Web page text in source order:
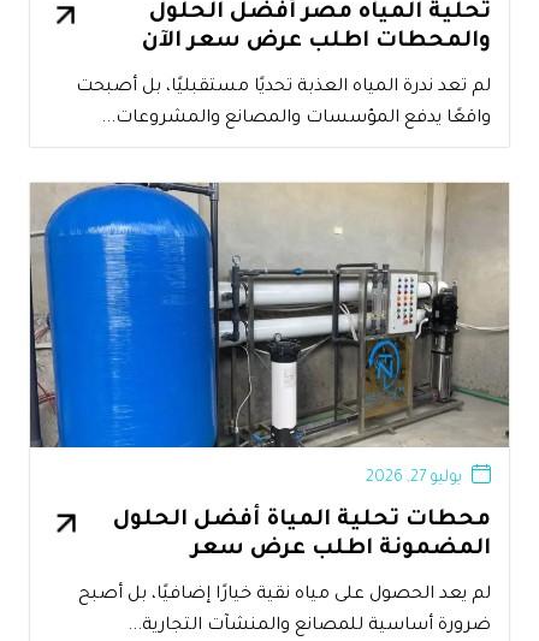
تحلية المياه مصر أفضل الحلول
والمحطات اطلب عرض سعر الآن
لم تعد ندرة المياه العذبة تحديًا مستقبليًا، بل أصبحت
واقعًا يدفع المؤسسات والمصانع والمشروعات...
محطات تحلية المياة أفضل الحلول
المضمونة اطلب عرض سعر
يوليو 27, 2026
لم يعد الحصول على مياه نقية خيارًا إضافيًا، بل أصبح
ضرورة أساسية للمصانع والمنشآت التجارية...